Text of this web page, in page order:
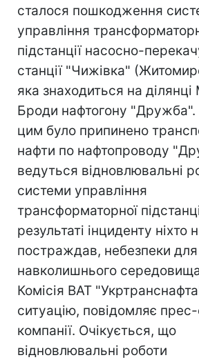
сталося пошкодження
управління
підстанції насосно-
станції "Чижівка"
яка знаходиться на
Броди нафтогону "Дружба".
цим було припинено
нафти по нафтопроводу
ведуться відновлювальні
системи управління
трансформаторної
результаті інциденту ніхто
постраждав, небезпеки для
навколишнього
Комісія ВАТ
ситуацію, повідомляє
компанії. Очікується, що
відновлювальні роботи